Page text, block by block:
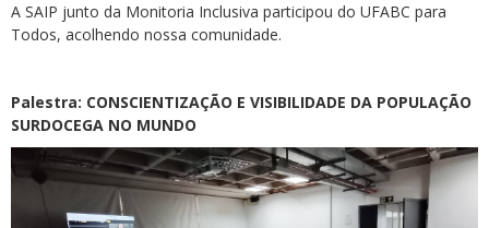
A SAIP junto da Monitoria Inclusiva participou do UFABC para
Todos, acolhendo nossa comunidade.
Palestra: CONSCIENTIZAÇÃO E VISIBILIDADE DA POPULAÇÃO
SURDOCEGA NO MUNDO